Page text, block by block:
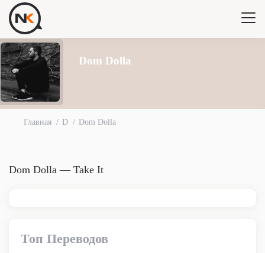
Dom Dolla
Главная D Dom Dolla
Dom Dolla — Take It
Топ Переводов